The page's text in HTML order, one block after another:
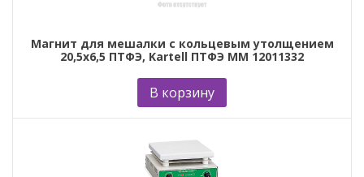
Магнит для мешалки с кольцевым утолщением
20,5х6,5 ПТФЭ, Kartell ПТФЭ ММ 12011332
В корзину